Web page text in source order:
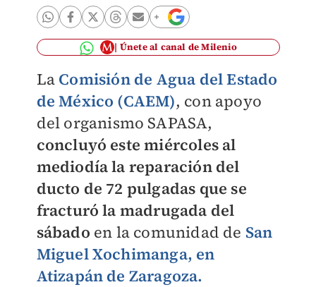
Únete al canal de Milenio
La Comisión de Agua del Estado
de México (CAEM), con apoyo
del organismo SAPASA,
concluyó este miércoles al
mediodía la reparación del
ducto de 72 pulgadas que se
fracturó la madrugada del
sábado en la comunidad de San
Miguel Xochimanga, en
Atizapán de Zaragoza.